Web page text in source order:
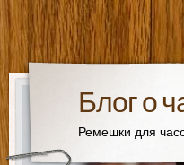
Блог о
Ремешки для